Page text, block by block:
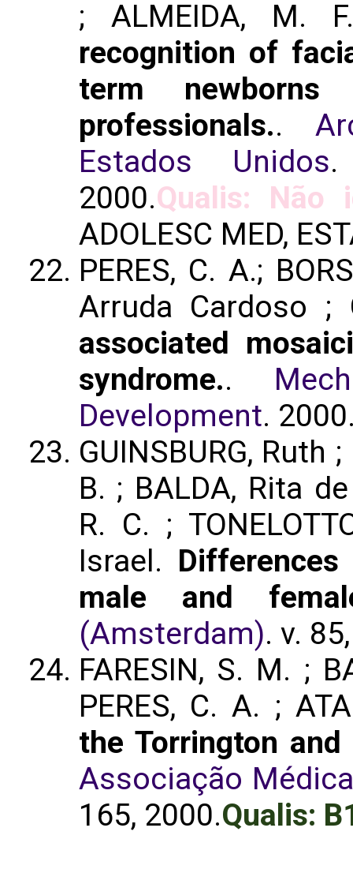
; ALMEIDA, M.
recognition of
term
professionals..
Estados Unidos.
2000.Qualis: Não
ADOLESC MED,
PERES, C. A.;
Arruda Cardoso ;
associated
syndrome..
Development.
GUINSBURG, Ruth
B. ; BALDA, Rita
R. C. ;
Israel.
male and
(Amsterdam). v.
FARESIN, S. M. ;
PERES, C. A. ;
the Torrington and
Associação
165, 2000.Qualis: